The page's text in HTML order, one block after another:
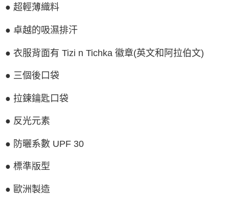
「AFTEE先享後付」，若未經同意申辦者引起之損失，本公司不負相關責
任。
時審查核予不同之上限額度；若仍有額度不足之情形，本公司將視審查結果
５．嚴禁一人註冊多個帳號或使用他人資訊註冊。若發現惡意使用之情形，
恩沛科技股份有限公司將有權停止該用戶之使用額度並採取法律行動。
● 超輕薄織料
● 卓越的吸濕排汗
● 衣服背面有 Tizi n Tichka 徽章(英文和阿拉伯文)
● 三個後口袋
● 拉鍊鑰匙口袋
● 反光元素
● 防曬系數 UPF 30
● 標準版型
● 歐洲製造